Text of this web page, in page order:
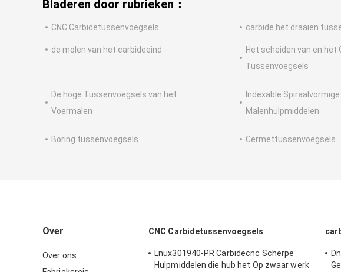
Bladeren door rubrieken：
CNC Carbidetussenvoegsels carbide het draaien
de molen van het carbideeind
Het scheiden van en het
Tussenvoegsels
De hoge Tussenvoegsels van het
Voermalen
Indexable Spiraalvormige
Malenhulpmiddelen
Boring tussenvoegsels Cermettussenvoegsels
Over
Over ons
CNC Carbidetussenvoegsels
Lnux301940-PR Carbidecnc Scherpe
Hulpmiddelen die hub het Op zwaar werk